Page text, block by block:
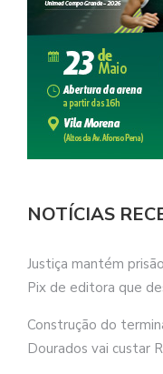
NOTÍCIAS
Justiça mantém
Pix de editora que
Construção do
Dourados vai custar